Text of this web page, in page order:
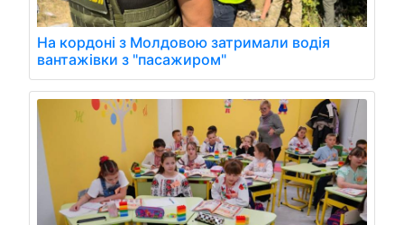
На кордоні з Молдовою затримали водія
вантажівки з "пасажиром"